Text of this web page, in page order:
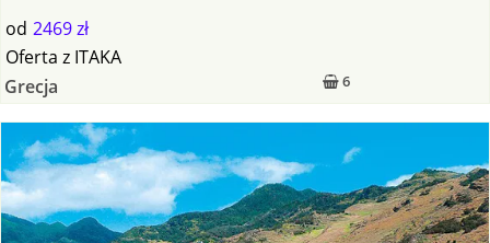
od 2469 zł
6
Oferta z ITAKA
Grecja